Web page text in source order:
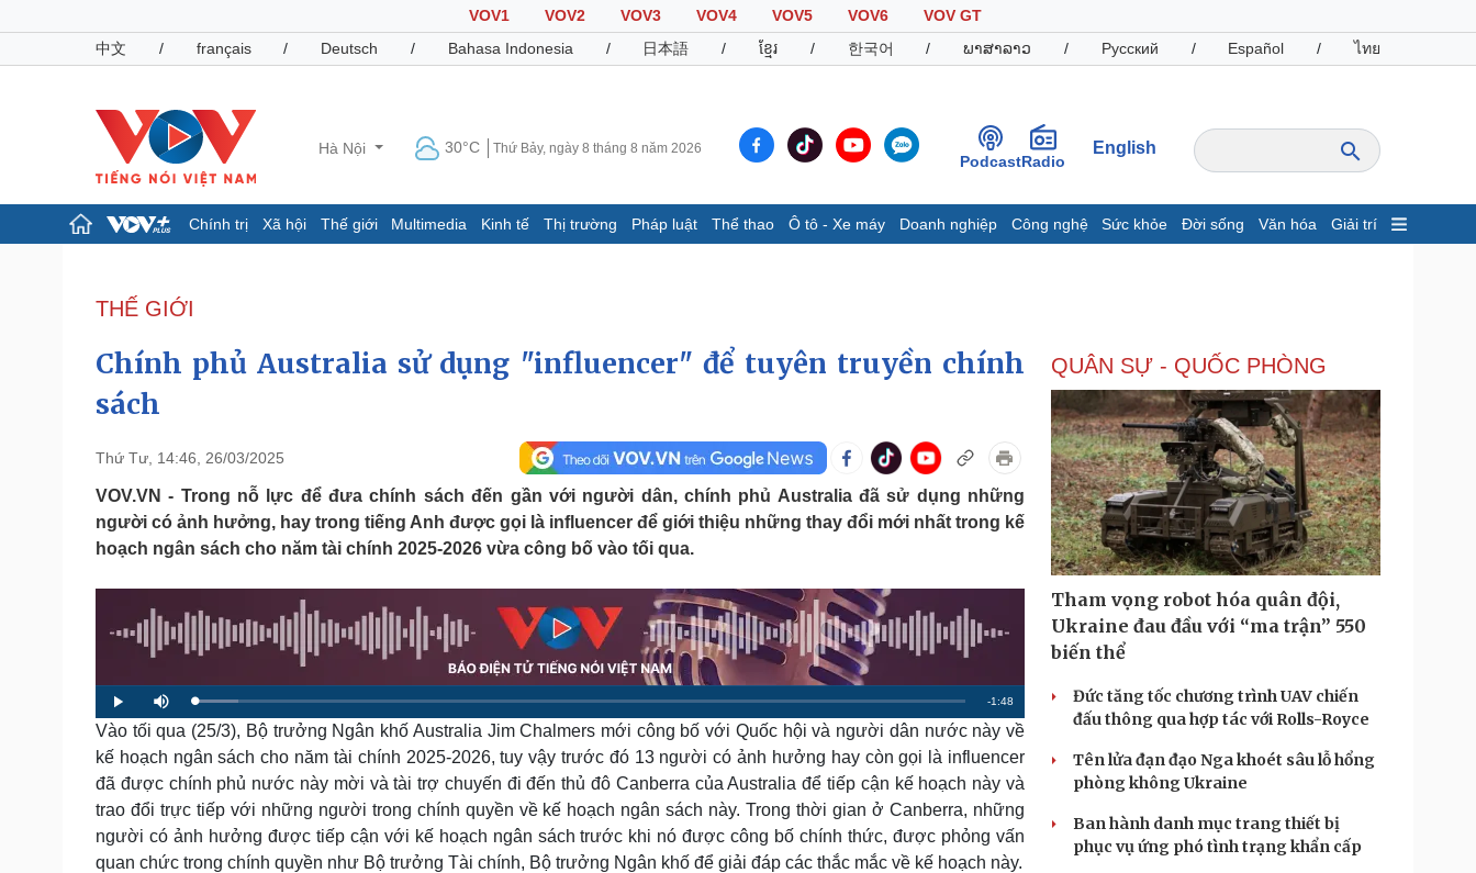
VOV1 VOV2 VOV3 VOV4 VOV5 VOV6
VOV GT
中文
/ français / Deutsch / Bahasa Indonesia / 日本語 / ខ្មែរ / 한국어 / ພາສາລາວ / Русский / Español / ไทย
Hà Nội 30°C Thứ Bảy, ngày 8 tháng 8 năm 2026
PodcastRadio
English
Chính trị Xã hội Thế giới Multimedia Kinh tế Thị trường Pháp luật Thể thao Ô tô - Xe máy Doanh nghiệp Công nghệ Sức khỏe Đời sống Văn hóa Giải trí
Đảng
Tổ chức nhân sự
Nhận diện sự thật
Dấu ấn VOV
Infographic
Chứng khoán
Giá cà phê
Pháp luật
Tin nóng
Tư vấn luật
Việt Nam
Phân tích
Thể thao
Lịch thi đấu bóng đá
Thế giới thể thao
eSports
Ô tô - Xe máy
Xe máy
Tư vấn
Doanh nghiệp
Thông tin doanh nghiệp
Doanh nghiệp 24h
Doanh nhân
Vì cộng đồng
Công nghệ
Sành điệu
Tin Công nghệ
Trải nghiệm
Chuyển đổi số
Sức khỏe
Dinh dưỡng - món ngon
Cây thuốc
Sản phụ khoa
Nhi khoa
Nam khoa
Làm đẹp - giảm cân
Phòng mạch online
Ăn sạch sống khỏe
Đời sống
Nhà đẹp
Tình yêu - Gia đình
Văn hóa
Sân khấu - Điện ảnh
Văn học
Âm nhạc
Giải trí
Nghệ sĩ
Thời trang
Sao Việt
Tư vấn
check-in
Podcast
Câu chuyện thời sự
Cửa sổ tình yêu
Kể chuyện cho bé
Hạt giống tâm hồn
Cải chính
THẾ GIỚI
Chính phủ Australia sử dụng "influencer" để tuyên truyền chính
sách
Thứ Tư, 14:46, 26/03/2025
VOV.VN - Trong nỗ lực để đưa chính sách đến gần với người dân, chính phủ Australia đã sử dụng những
người có ảnh hưởng, hay trong tiếng Anh được gọi là influencer để giới thiệu những thay đổi mới nhất trong kế
hoạch ngân sách cho năm tài chính 2025-2026 vừa công bố vào tối qua.
P
l
a
y
M
u
t
e
L
o
a
d
d
5
.
6
8
R
e
m
i
n
-1:48
Vào tối qua (25/3), Bộ trưởng Ngân khố Australia Jim Chalmers mới công bố với Quốc hội và người dân nước này về
kế hoạch ngân sách cho năm tài chính 2025-2026, tuy vậy trước đó 13 người có ảnh hưởng hay còn gọi là influencer
đã được chính phủ nước này mời và tài trợ chuyến đi đến thủ đô Canberra của Australia để tiếp cận kế hoạch này và
trao đổi trực tiếp với những người trong chính quyền về kế hoạch ngân sách này. Trong thời gian ở Canberra, những
người có ảnh hưởng được tiếp cận với kế hoạch ngân sách trước khi nó được công bố chính thức, được phỏng vấn
quan chức trong chính quyền như Bộ trưởng Tài chính, Bộ trưởng Ngân khố để giải đáp các thắc mắc về kế hoạch này.
QUÂN SỰ - QUỐC PHÒNG
Tham vọng robot hóa quân đội,
Ukraine đau đầu với “ma trận” 550
biến thể
Đức tăng tốc chương trình UAV chiến
đấu thông qua hợp tác với Rolls-Royce
Tên lửa đạn đạo Nga khoét sâu lỗ hổng
phòng không Ukraine
Ban hành danh mục trang thiết bị
phục vụ ứng phó tình trạng khẩn cấp